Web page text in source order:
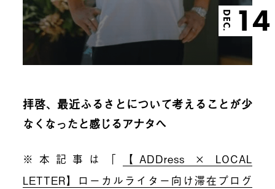
DEC. 14
拝啓、最近ふるさとについて考えることが少
なくなったと感じるアナタへ
※本記事は「
【ADDress × LOCAL
LETTER】ローカルライター向け滞在プログ